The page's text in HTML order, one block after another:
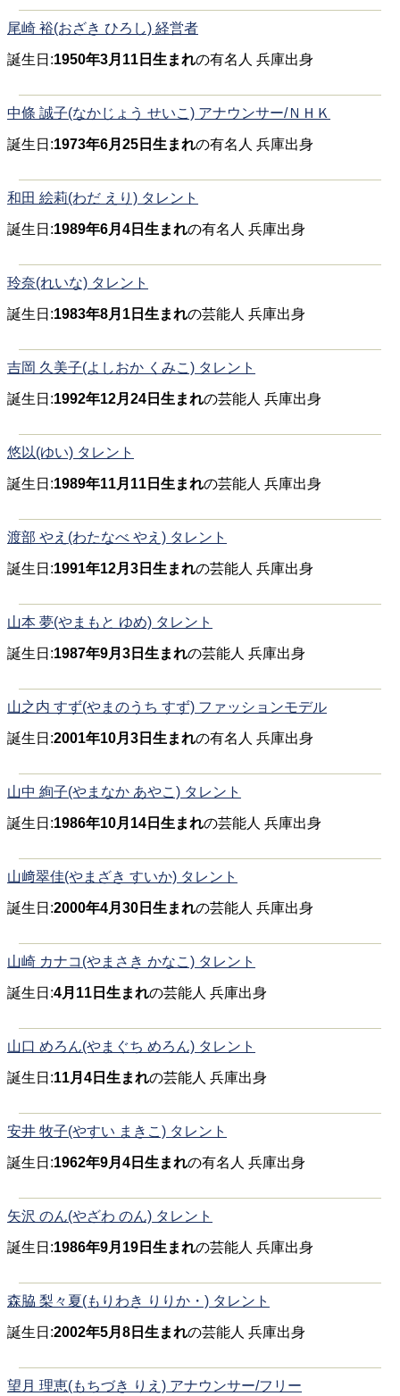
尾崎 裕(おざき ひろし) 経営者
誕生日:1950年3月11日生まれの有名人 兵庫出身
中條 誠子(なかじょう せいこ) アナウンサー/ＮＨＫ
誕生日:1973年6月25日生まれの有名人 兵庫出身
和田 絵莉(わだ えり) タレント
誕生日:1989年6月4日生まれの有名人 兵庫出身
玲奈(れいな) タレント
誕生日:1983年8月1日生まれの芸能人 兵庫出身
吉岡 久美子(よしおか くみこ) タレント
誕生日:1992年12月24日生まれの芸能人 兵庫出身
悠以(ゆい) タレント
誕生日:1989年11月11日生まれの芸能人 兵庫出身
渡部 やえ(わたなべ やえ) タレント
誕生日:1991年12月3日生まれの芸能人 兵庫出身
山本 夢(やまもと ゆめ) タレント
誕生日:1987年9月3日生まれの芸能人 兵庫出身
山之内 すず(やまのうち すず) ファッションモデル
誕生日:2001年10月3日生まれの有名人 兵庫出身
山中 絢子(やまなか あやこ) タレント
誕生日:1986年10月14日生まれの芸能人 兵庫出身
山﨑翠佳(やまざき すいか) タレント
誕生日:2000年4月30日生まれの芸能人 兵庫出身
山崎 カナコ(やまさき かなこ) タレント
誕生日:4月11日生まれの芸能人 兵庫出身
山口 めろん(やまぐち めろん) タレント
誕生日:11月4日生まれの芸能人 兵庫出身
安井 牧子(やすい まきこ) タレント
誕生日:1962年9月4日生まれの有名人 兵庫出身
矢沢 のん(やざわ のん) タレント
誕生日:1986年9月19日生まれの芸能人 兵庫出身
森脇 梨々夏(もりわき りりか・) タレント
誕生日:2002年5月8日生まれの芸能人 兵庫出身
望月 理恵(もちづき りえ) アナウンサー/フリー